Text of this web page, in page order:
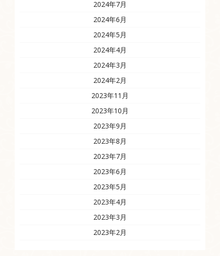
2024年7月
2024年6月
2024年5月
2024年4月
2024年3月
2024年2月
2023年11月
2023年10月
2023年9月
2023年8月
2023年7月
2023年6月
2023年5月
2023年4月
2023年3月
2023年2月